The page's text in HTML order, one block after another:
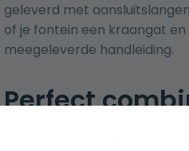
geleverd met
of je fontein een kraangat
meegeleverde handleiding.
Perfect